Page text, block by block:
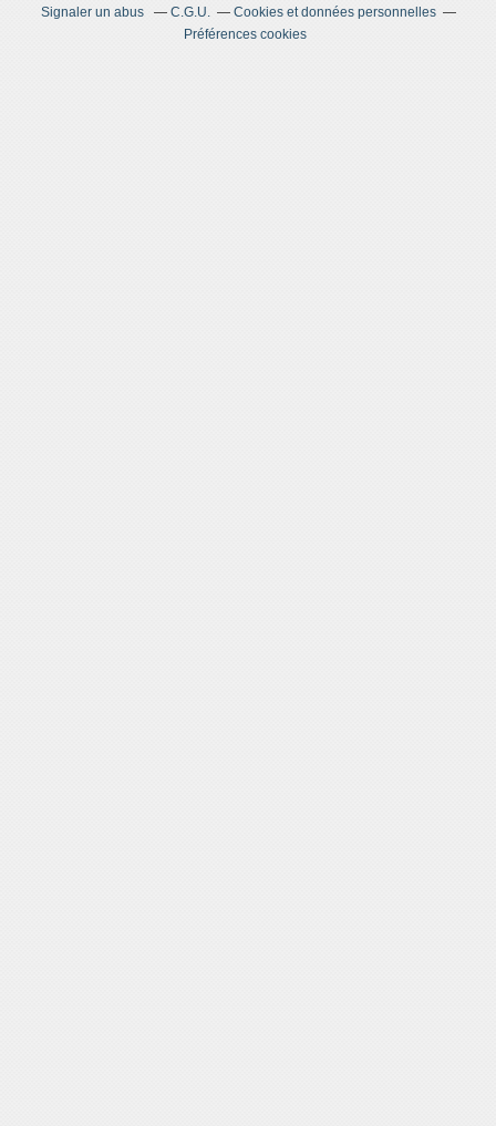
Signaler un abus C.G.U.
Cookies et données personnelles
Préférences cookies